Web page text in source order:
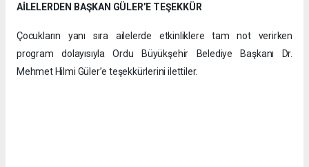
AİLELERDEN BAŞKAN GÜLER’E TEŞEKKÜR
Çocukların yanı sıra ailelerde etkinliklere tam not verirken
program dolayısıyla Ordu Büyükşehir Belediye Başkanı Dr.
Mehmet Hilmi Güler’e teşekkürlerini ilettiler.